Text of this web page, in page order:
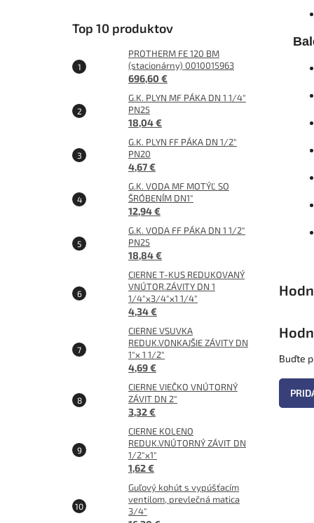
Top 10 produktov
PROTHERM FE 120 BM
(stacionárny) 0010015963
696,60 €
G.K. PLYN MF PÁKA DN 1 1/4"
PN25
18,04 €
G.K. PLYN FF PÁKA DN 1/2"
PN20
4,67 €
G.K. VODA MF MOTÝĽ SO
ŠRÓBENÍM DN1"
12,94 €
G.K. VODA FF PÁKA DN 1 1/2"
PN25
18,84 €
CIERNE T-KUS REDUKOVANÝ
VNÚTOR.ZÁVITY DN 1
1/4"x3/4"x1 1/4"
4,34 €
CIERNE VSUVKA
REDUK.VONKAJŠIE ZÁVITY DN
1"x 1 1/2"
4,69 €
CIERNE VIEČKO VNÚTORNÝ
ZÁVIT DN 2"
3,32 €
CIERNE KOLENO
REDUK.VNÚTORNÝ ZÁVIT DN
1/2"x1"
1,62 €
Guľový kohút s vypúšťacím
ventilom, prevlečná matica
3/4"
Buďte